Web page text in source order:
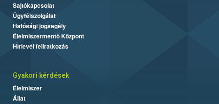
Sajtókapcsolat
Ügyfélszolgálat
Hatósági jogsegély
Élelmiszermentő Központ
Hírlevél feliratkozás
Gyakori kérdések
Élelmiszer
Állat